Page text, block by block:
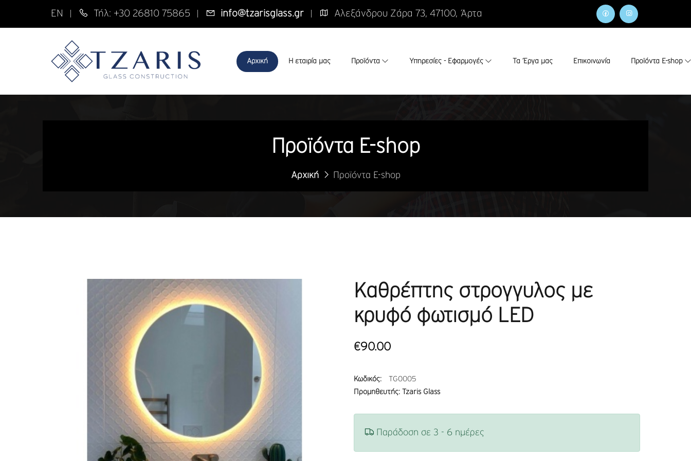
EN Τήλ: +30 26810 75865 info@tzarisglass.gr Αλεξάνδρου Ζάρα 73, 47100, Άρτα
Αρχική Η εταιρία μας Προϊόντα Υπηρεσίες - Εφαρμογές Τα Έργα μας Επικοινωνία Προϊόντα E-shop
Προϊόντα E-shop
Αρχική Προϊόντα E-shop
Καθρέπτης στρογγυλος με
κρυφό φωτισμό LED
€90.00
Κωδικός:
TG0005
Προμηθευτής: Tzaris Glass
Παράδοση σε 3 - 6 ημέρες